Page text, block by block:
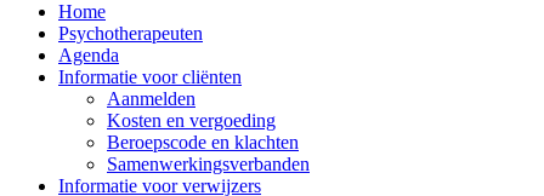
Home
Psychotherapeuten
Agenda
Informatie voor cliënten
Aanmelden
Kosten en vergoeding
Beroepscode en klachten
Samenwerkingsverbanden
Informatie voor verwijzers